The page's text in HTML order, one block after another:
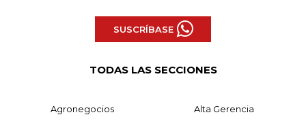
SUSCRÍBASE
TODAS LAS SECCIONES
Agronegocios Alta Gerencia